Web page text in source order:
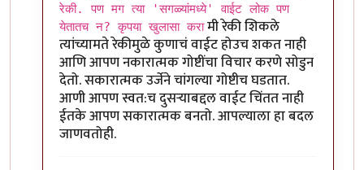
रेकी. पण मग त्या 'सगळ्यांमध्ये' वाईट लोक पण
येतातच न? कृपया खुलासा करामी रेकी शिकले
त्यांच्यामते रेकीमुळे कुणाचं वाईट होउच शकत नाही
आणि आपण नकारात्मक गोष्टींचा विचार करणे सोडुन
देतो. सकारात्मक उर्जेने चांगल्या गोष्टीच घडतात.
आणी आपण स्वत:च दुसर्‍याबद्दल वाईट चिंतत नाही
ईतके आपण सकारात्मक बनतो. आपल्याला हा बदल
जाणवतोही.